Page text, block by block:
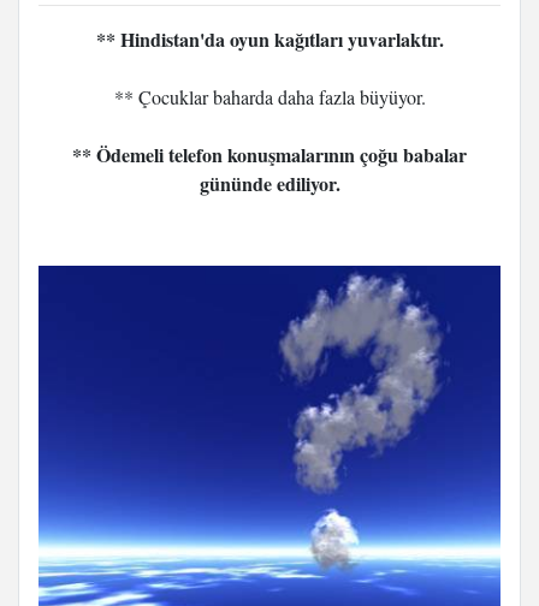
** Hindistan'da oyun kağıtları yuvarlaktır.
** Çocuklar baharda daha fazla büyüyor.
** Ödemeli telefon konuşmalarının çoğu babalar
gününde ediliyor.